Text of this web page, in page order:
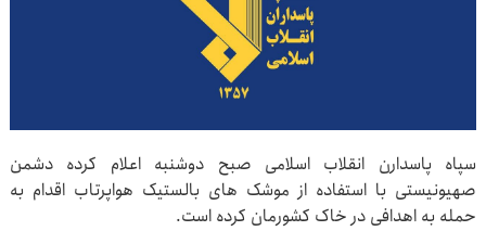
سپاه پاسدارن انقلاب اسلامی صبح دوشنبه اعلام کرده دشمن
صهیونیستی با استفاده از موشک های بالستیک هواپرتاب اقدام به
حمله به اهدافی در خاک کشورمان کرده است.